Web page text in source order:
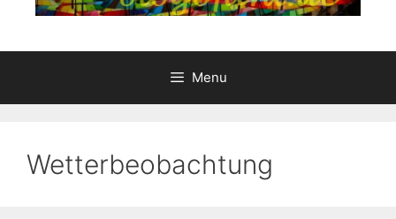
Menu
Wetterbeobachtung